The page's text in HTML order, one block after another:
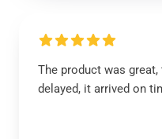
The product was
delayed, it arrived on